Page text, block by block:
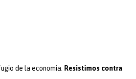
de la economía. Resistimos contra